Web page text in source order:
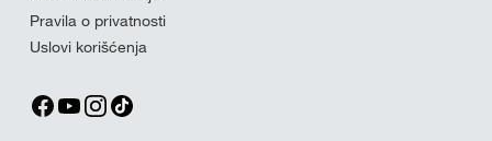
Pravila o privatnosti
Uslovi korišćenja